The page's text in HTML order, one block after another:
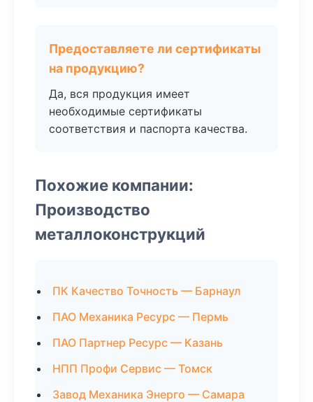
Предоставляете ли сертификаты
на продукцию?
Да, вся продукция имеет
необходимые сертификаты
соответствия и паспорта качества.
Похожие компании:
Производство
металлоконструкций
ПК Качество Точность — Барнаул
ПАО Механика Ресурс — Пермь
ПАО Партнер Ресурс — Казань
НПП Профи Сервис — Томск
Завод Механика Энерго — Самара